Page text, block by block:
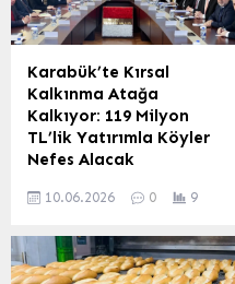
Dernek binasında kanaat
önderi Seyit Ahmet Erdem
ve dernek yetkilileriyle bir
araya gelen Vali Polat,
samimi bir ortamda
vatandaşlarla da sohbet
etti. Kerbela’nın...
Karabük’te Kırsal
Kalkınma Atağa
Kalkıyor: 119 Milyon
TL’lik Yatırımla Köyler
Nefes Alacak
kalkınmaya yönelik önemli
Köylerin Altyapısının
Desteklenmesi Projesi
10.06.2026 0 9